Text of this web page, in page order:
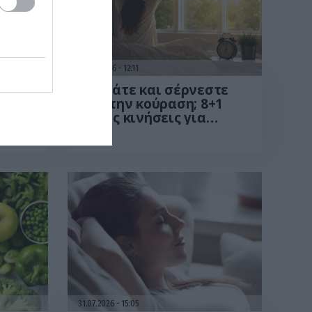
να
01.08.2026 12:11
Ξυπνάτε και σέρνεστε
από την κούραση; 8+1
απλές κινήσεις για
από το πρωί
31.07.2026 15:05